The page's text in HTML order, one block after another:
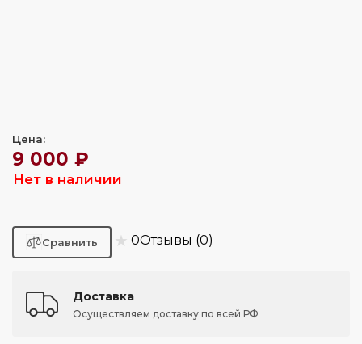
Цена:
9 000 ₽
Нет в наличии
★ 0Отзывы (0)
Доставка
Осуществляем доставку по всей РФ